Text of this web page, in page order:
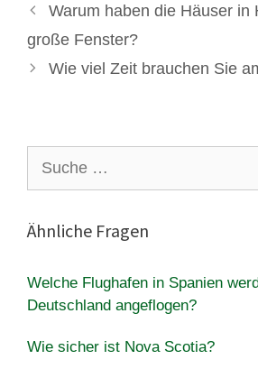
Warum haben die Häuser in
große Fenster?
Wie viel Zeit brauchen Sie
nach:
Ähnliche Fragen
Welche Flughafen in Spanien
Deutschland angeflogen?
Wie sicher ist Nova Scotia?